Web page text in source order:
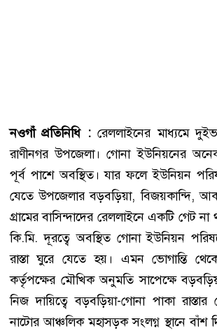
নওগাঁ প্রতিনিধি :রেললাইনের মাধ্যমে
রাণীনগর উপজেলা। গোনা ইউনিয়নের
পূর্ব পাশে অবস্থিত। যার ফলে ইউনিয়ন
যেতে উপজেলার বড়বড়িয়া, বিজয়কান্দি,
গ্রামের বাসিন্দাদের রেললাইনে একটি গেট না
কি.মি. দূরত্বে অবস্থিত গোনা ইউনিয়ন
রাস্তা ঘুরে যেতে হয়। এমন ভোগান্তি
কর্তৃপক্ষের মৌখিক অনুমতি সাপেক্ষে বড়বড়িয়া
নিজ দায়িত্বে বড়বড়িয়া-গোনা পাকা
নাটোর আঞ্চলিক মহাসড়ক সংলগ্ন স্থানে বাঁশ